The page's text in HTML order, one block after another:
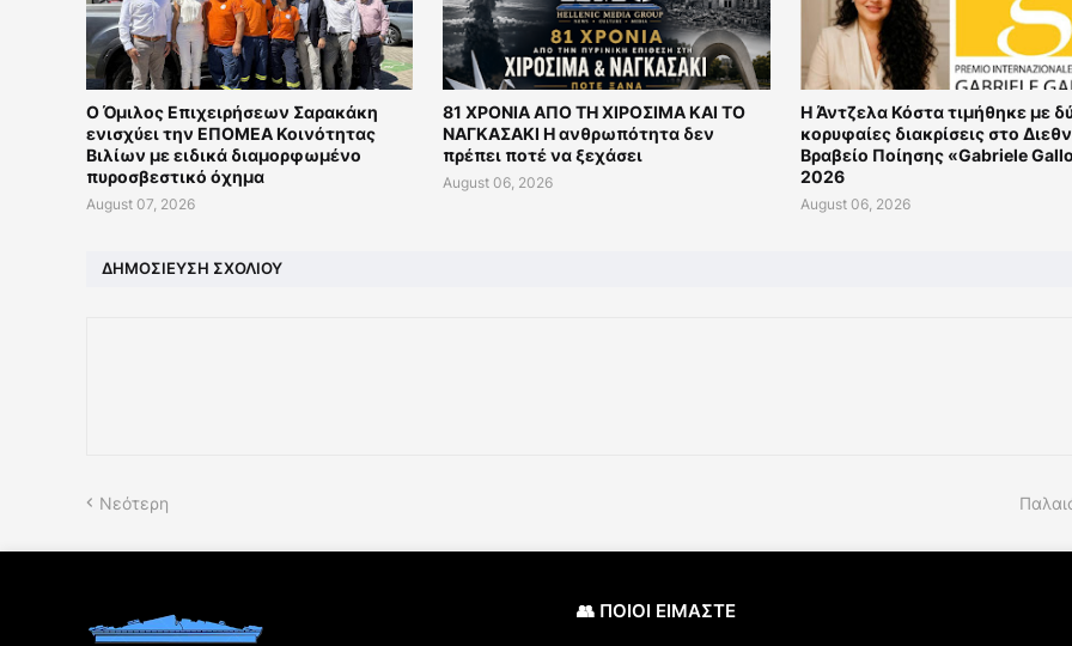
Ο Όμιλος Επιχειρήσεων Σαρακάκη
ενισχύει την ΕΠΟΜΕΑ Κοινότητας
Βιλίων με ειδικά διαμορφωμένο
πυροσβεστικό όχημα
August 07, 2026
81 ΧΡΟΝΙΑ ΑΠΟ ΤΗ ΧΙΡΟΣΙΜΑ ΚΑΙ ΤΟ
ΝΑΓΚΑΣΑΚΙ Η ανθρωπότητα δεν
πρέπει ποτέ να ξεχάσει
August 06, 2026
Η Άντζελα Κόστα τιμήθηκε με
κορυφαίες διακρίσεις στο
Βραβείο Ποίησης «Gabriele
2026
August 06, 2026
ΔΗΜΟΣΊΕΥΣΗ ΣΧΟΛΊΟΥ
Νεότερη
👥 ΠΟΙΟΙ ΕΙΜΑΣΤΕ